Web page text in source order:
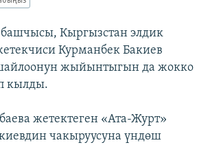
Кыргызстан элдик
Курманбек Бакиев
жыйынтыгын да жокко
кылды.
жетектеген «Ата-Журт»
чакыруусуна үндөш